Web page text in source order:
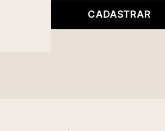
CADASTRAR